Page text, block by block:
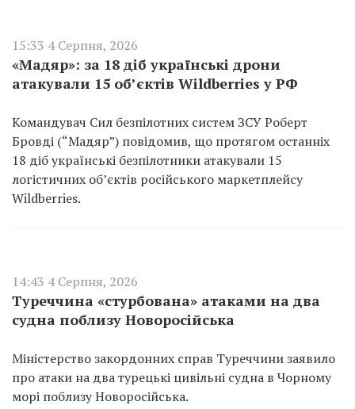
15:33 4 Серпня, 2026
«Мадяр»: за 18 діб українські дрони
атакували 15 об’єктів Wildberries у РФ
Командувач Сил безпілотних систем ЗСУ Роберт
Бровді (“Мадяр”) повідомив, що протягом останніх
18 діб українські безпілотники атакували 15
логістичних об’єктів російського маркетплейсу
Wildberries.
14:43 4 Серпня, 2026
Туреччина «стурбована» атаками на два
судна поблизу Новоросійська
Міністерство закордонних справ Туреччини заявило
про атаки на два турецькі цивільні судна в Чорному
морі поблизу Новоросійська.